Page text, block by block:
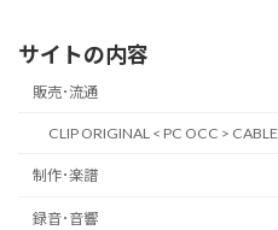
サイトの内容
販売･流通
CLIP ORIGINAL < PC OCC > CABLE
制作･楽譜
録音･音響